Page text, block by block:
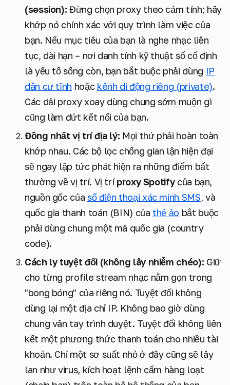
(session): Đừng chọn proxy theo cảm tính; hãy
khớp nó chính xác với quy trình làm việc của
bạn. Nếu mục tiêu của bạn là nghe nhạc liên
tục, dài hạn – nơi danh tính kỹ thuật số cố định
là yếu tố sống còn, bạn bắt buộc phải dùng IP
dân cư tĩnh hoặc kênh di động riêng (private).
Các dải proxy xoay dùng chung sớm muộn gì
cũng làm đứt kết nối của bạn.
Đồng nhất vị trí địa lý: Mọi thứ phải hoàn toàn
khớp nhau. Các bộ lọc chống gian lận hiện đại
sẽ ngay lập tức phát hiện ra những điểm bất
thường về vị trí. Vị tríproxy Spotifycủa bạn,
nguồn gốc của số điện thoại xác minh SMS, và
quốc gia thanh toán (BIN) của thẻ ảo bắt buộc
phải dùng chung một mã quốc gia (country
code).
Cách ly tuyệt đối (không lây nhiễm chéo): Giữ
cho từng profile stream nhạc nằm gọn trong
"bong bóng" của riêng nó. Tuyệt đối không
dùng lại một địa chỉ IP. Không bao giờ dùng
chung vân tay trình duyệt. Tuyệt đối không liên
kết một phương thức thanh toán cho nhiều tài
khoản. Chỉ một sơ suất nhỏ ở đây cũng sẽ lây
lan như virus, kích hoạt lệnh cấm hàng loạt